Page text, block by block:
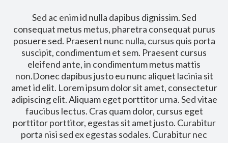
Sed ac enim id nulla dapibus dignissim. Sed
consequat metus metus, pharetra consequat purus
posuere sed. Praesent nunc nulla, cursus quis porta
suscipit, condimentum et sem. Praesent cursus
eleifend ante, in condimentum metus mattis
non.Donec dapibus justo eu nunc aliquet lacinia sit
amet id elit. Lorem ipsum dolor sit amet, consectetur
adipiscing elit. Aliquam eget porttitor urna. Sed vitae
faucibus lectus. Cras quam dolor, cursus eget
porttitor porttitor, egestas sit amet justo. Curabitur
porta nisi sed ex egestas sodales. Curabitur nec